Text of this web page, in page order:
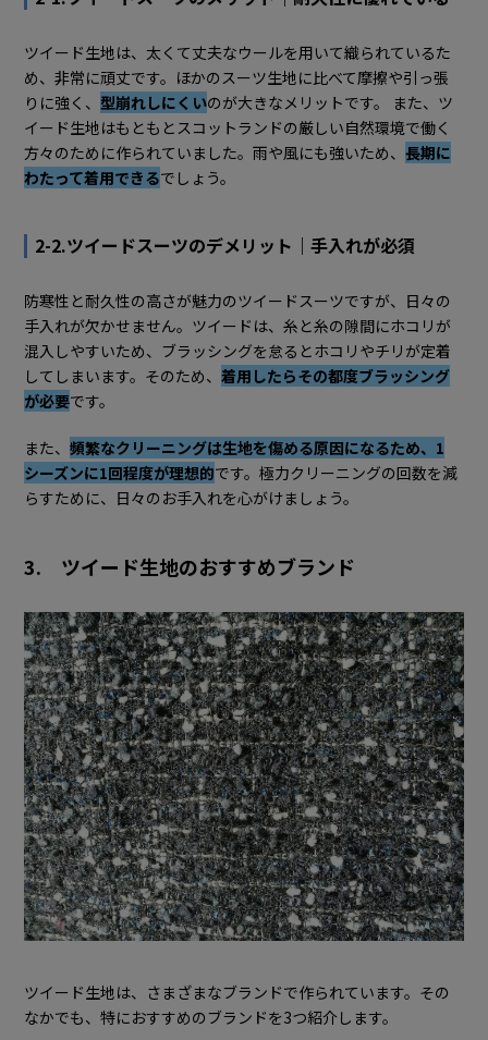
ツイード生地は、太くて丈夫なウールを用いて織られているた
め、非常に頑丈です。ほかのスーツ生地に比べて摩擦や引っ張
りに強く、 型崩れしにくいのが大きなメリットです。 また、ツ
イード生地はもともとスコットランドの厳しい自然環境で働く
方々のために作られていました。雨や風にも強いため、長期に
わたって着用できるでしょう。
2-2.ツイードスーツのデメリット｜手入れが必須
防寒性と耐久性の高さが魅力のツイードスーツですが、日々の
手入れが欠かせません。ツイードは、糸と糸の隙間にホコリが
混入しやすいため、ブラッシングを怠るとホコリやチリが定着
してしまいます。そのため、着用したらその都度ブラッシング
が必要です。
また、頻繁なクリーニングは生地を傷める原因になるため、1
シーズンに1回程度が理想的です。極力クリーニングの回数を減
らすために、日々のお手入れを心がけましょう。
3. ツイード生地のおすすめブランド
ツイード生地は、さまざまなブランドで作られています。その
なかでも、特におすすめのブランドを3つ紹介します。